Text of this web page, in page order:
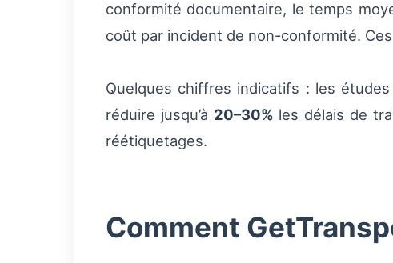
conformité documentaire, le temps
coût par incident de non-conformité.
Quelques chiffres indicatifs : les
réduire jusqu’à 20–30% les délais de
réétiquetages.
Comment